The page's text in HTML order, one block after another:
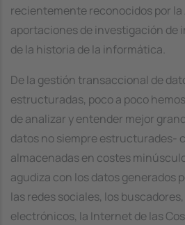
recientemente reconocidos por la
aportaciones de investigación de
de la historia de la informática.
De la gestión transaccional de
estructuradas, poco a poco
de analizar y entender mejor
datos no siempre estructurades-
almacenadas en costes
agudiza con los datos generados
las redes sociales, los
electrónicos, la Internet de las